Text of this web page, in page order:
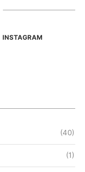
INSTAGRAM
(40)
(1)